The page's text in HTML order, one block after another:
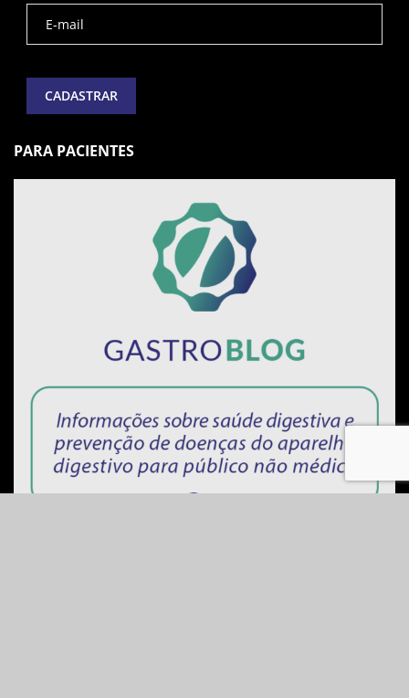
PARA PACIENTES